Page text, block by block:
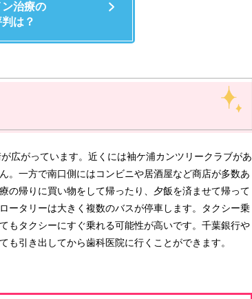
治療の
は？
広がっています。近くには袖ケ浦カンツリークラブがあ
。一方で南口側にはコンビニや居酒屋など商店が多数あ
の帰りに買い物をして帰ったり、夕飯を済ませて帰って
ータリーは大きく複数のバスが停車します。タクシー乗
もタクシーにすぐ乗れる可能性が高いです。千葉銀行や
引き出してから歯科医院に行くことができます。